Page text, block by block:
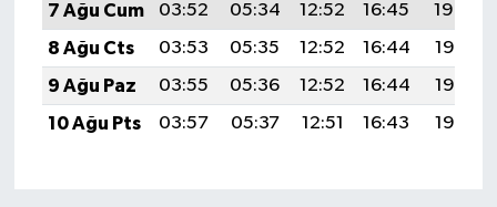
7 Ağu Cum
03:52 05:34 12:52 16:45
19:59
8 Ağu Cts
03:53 05:35 12:52 16:44
19:58
9 Ağu Paz
03:55 05:36 12:52 16:44
19:57
10 Ağu Pts
03:57 05:37 12:51 16:43 19:55